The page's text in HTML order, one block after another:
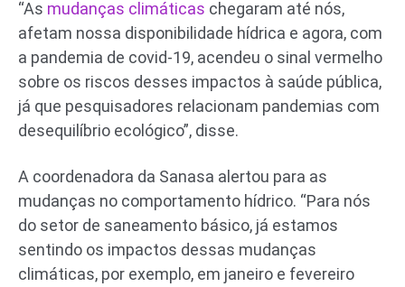
“As mudanças climáticas chegaram até nós,
afetam nossa disponibilidade hídrica e agora, com
a pandemia de covid-19, acendeu o sinal vermelho
sobre os riscos desses impactos à saúde pública,
já que pesquisadores relacionam pandemias com
desequilíbrio ecológico”, disse.
A coordenadora da Sanasa alertou para as
mudanças no comportamento hídrico. “Para nós
do setor de saneamento básico, já estamos
sentindo os impactos dessas mudanças
climáticas, por exemplo, em janeiro e fevereiro